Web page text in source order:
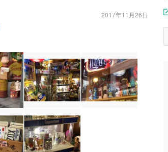
2017年11月26日